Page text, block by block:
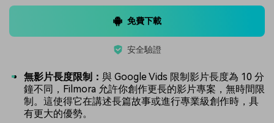
免費下載
安全驗證
無影片長度限制： 與 Google Vids 限制影片長度為 10 分
鐘不同，Filmora 允許你創作更長的影片專案，無時間限
制。這使得它在講述長篇故事或進行專業級創作時，具
有更大的優勢。